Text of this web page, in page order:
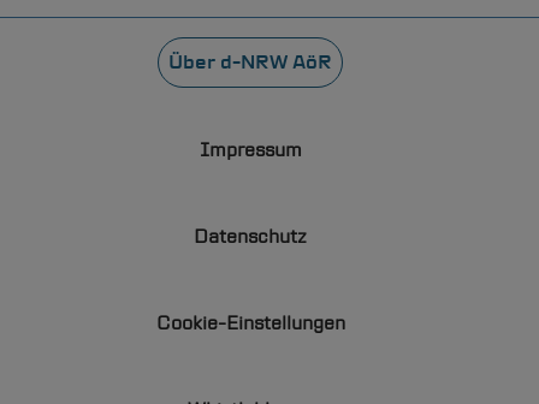
FußzeileÜber d-NRWAöR
Impressum
Datenschutz
Cookie-Einstellungen